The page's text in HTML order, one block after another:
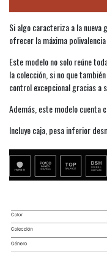
Si algo caracteriza a la nueva
ofrecer la máxima
Este modelo no solo reúne
la colección, si no que
control excepcional gracias a
Además, este modelo cuenta
Incluye caja, pesa inferior